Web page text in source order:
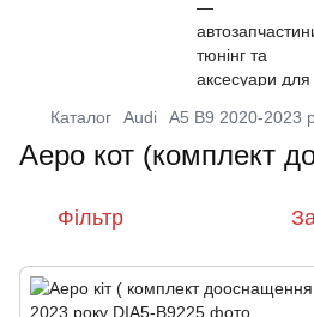
Каталог Audi A5 B9 2020-2023
Аеро кот (комплект
Фільтр